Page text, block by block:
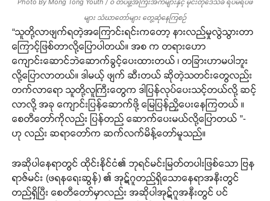
Photo By Mong Tong Youth / ၀ တပ်ဖွဲ့အကြီးအကဲများနှင့် မိုင်းတုံဒေသခံ ရပ်မိရပ်ဖ
များ သံဃာတော်များ တွေ့ဆုံနေကြစဉ်
“သူတို့လာဖျက်ရတဲ့အကြောင်းရင်းကတော့ နားလည်မှုလွဲသွားတာ
ကြောင့်ဖြစ်တာလို့ပြောပါတယ်။ အစ က တရားဟော
ကျောင်းဆောင်ဘဲဆောက်ခွင့်ပေးထားတယ် ၊ တခြားဟာမပါဘူး
လို့ပြောလာတယ်။ ဒါမယ့် ဖျက် ဆီးတယ် ဆိုတဲ့သတင်းတွေလည်း
တက်လာရော သူတို့လူကြီးတွေက ဒါပြန်လုပ်ပေးသင့်တယ်လို့ ဆင့်
လာလို့ အခု ကျောင်းပြန်ဆောက်ဖို့ မြေပြန်ညှိပေးနေကြတယ် ။
စေတီတော်ကိုလည်း ပြန်တည် ဆောက်ပေးမယ်လို့ပြောတယ် ”-
ဟု လည်း ဆရာတော်က ဆက်လက်မိန့်တော်မူသည်။
အဆိုပါနေရာတွင် ထိုင်းနိုင်ငံ၏ ဘုရင်မင်းမြတ်တပါးဖြစ်သော ဗြန
ရာဇ်မင်း (ဖရနရေးဆွန်) ၏ အုဋ်ဂူတည်ရှိသောနေရာအနီးတွင်
တည်ရှိပြီး စေတီတော်မှာလည်း အဆိုပါအုဋ်ဂူအနီးတွင် ပင်